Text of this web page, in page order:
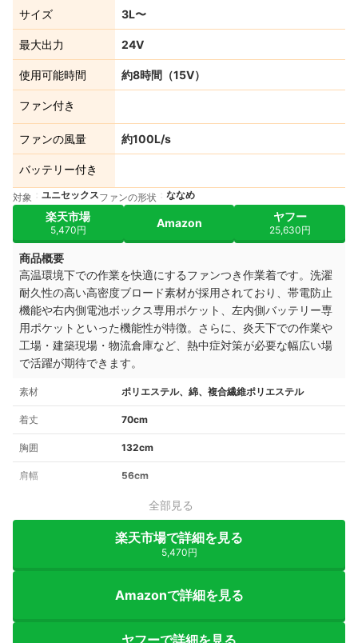
サイズ 3L〜
最大出力 24V
使用可能時間 約8時間（15V）
ファン付き
ファンの風量 約100L/s
バッテリー付き
対象 ユニセックスファンの形状 ななめ
楽天市場
5,470円
Amazon ヤフー
25,630円
商品概要
高温環境下での作業を快適にするファンつき作業着です。洗濯
耐久性の高い高密度ブロード素材が採用されており、帯電防止
機能や右内側電池ボックス専用ポケット、左内側バッテリー専
用ポケットといった機能性が特徴。さらに、炎天下での作業や
工場・建築現場・物流倉庫など、熱中症対策が必要な幅広い場
で活躍が期待できます。
素材 ポリエステル、綿、複合繊維ポリエステル
着丈 70cm
胸囲 132cm
肩幅 56cm
全部見る
楽天市場で詳細を見る
5,470円
Amazonで詳細を見る
ヤフーで詳細を見る